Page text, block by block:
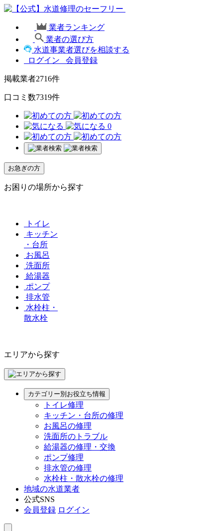
業者ランキング
業者の選び方
水道事業者選びを相談する
ログイン
会員登録
掲載業者2716件
口コミ数7319件
0
お急ぎの方
お困りの場所から探す
トイレ
キッチン
・台所
お風呂
洗面所
給湯器
ポンプ
排水管
水栓柱・
散水栓
エリアから探す
カテゴリー別お役立ち情報
トイレ修理
キッチン・台所の修理
お風呂の修理
洗面所のトラブル
給湯器の修理・交換
ポンプ修理
排水管の修理
水栓柱・散水栓の修理
地域の水道業者
公式SNS
会員登録 ログイン